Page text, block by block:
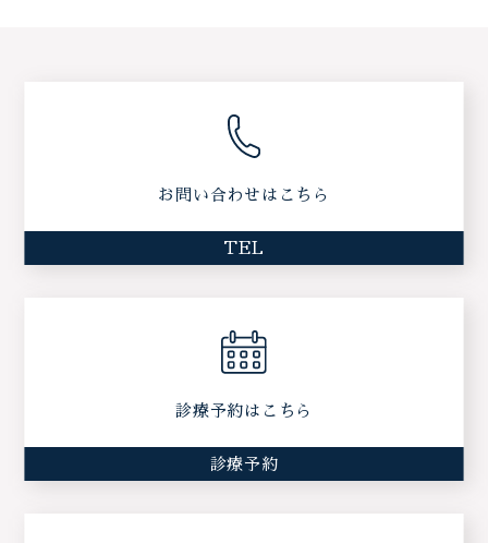
お問い合わせはこちら
TEL
診療予約はこちら
診療予約